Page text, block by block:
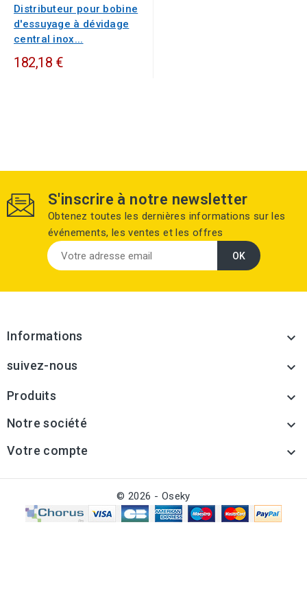
Distributeur pour bobine
d'essuyage à dévidage
central inox...
182,18 €
S'inscrire à notre newsletter
Obtenez toutes les dernières informations sur les
événements, les ventes et les offres
Informations 
suivez-nous 
Produits 
Notre société 
Votre compte 
© 2026 - Oseky